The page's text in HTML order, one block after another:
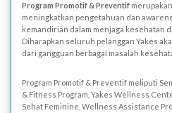
Program Promotif & Preventif
meningkatkan pengetahuan dan
kemandirian dalam menjaga kesehatan
Diharapkan seluruh pelanggan Yakes
dari gangguan berbagai masalah
Program Promotif & Preventif meliputi
& Fitness Program, Yakes Wellness
Sehat Feminine, Wellness Assistance